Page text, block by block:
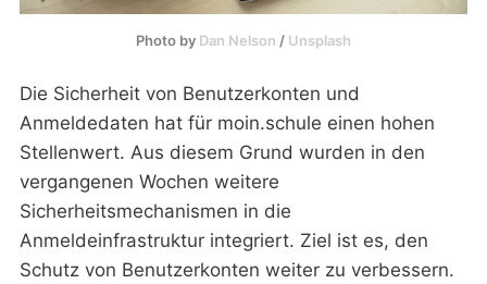
Photo by Dan Nelson / Unsplash
Die Sicherheit von Benutzerkonten und
Anmeldedaten hat für moin.schule einen hohen
Stellenwert. Aus diesem Grund wurden in den
vergangenen Wochen weitere
Sicherheitsmechanismen in die
Anmeldeinfrastruktur integriert. Ziel ist es, den
Schutz von Benutzerkonten weiter zu verbessern.